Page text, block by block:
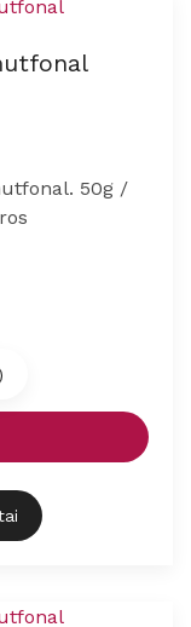
50g /